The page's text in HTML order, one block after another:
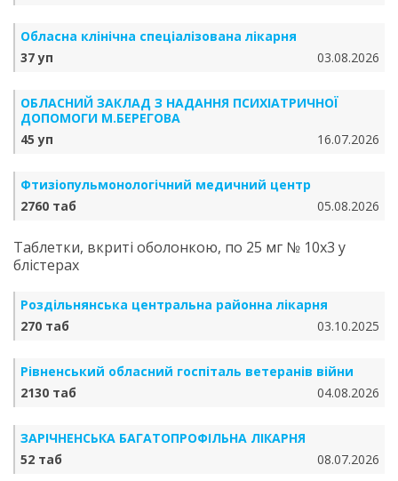
Обласна клінічна спеціалізована лікарня
37 уп
03.08.2026
ОБЛАСНИЙ ЗАКЛАД З НАДАННЯ ПСИХІАТРИЧНОЇ
ДОПОМОГИ М.БЕРЕГОВА
45 уп
16.07.2026
Фтизіопульмонологічний медичний центр
2760 таб
05.08.2026
Таблетки, вкриті оболонкою, по 25 мг № 10х3 у
блістерах
Роздільнянська центральна районна лікарня
270 таб
03.10.2025
Рівненський обласний госпіталь ветеранів війни
2130 таб
04.08.2026
ЗАРІЧНЕНСЬКА БА­ГА­ТО­ПРО­ФІЛЬ­НА ЛІКАРНЯ
52 таб
08.07.2026